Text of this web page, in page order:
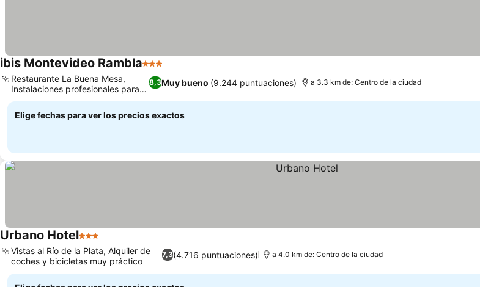
ibis Montevideo Rambla3 Estrellas
8,3Muy bueno (9.244 puntuaciones)
Restaurante La Buena Mesa,
Instalaciones profesionales para
negocios
a 3.3 km de: Centro de la ciudad
Elige fechas para ver los precios exactos
Urbano Hotel3 Estrellas
7,3(4.716 puntuaciones)
Vistas al Río de la Plata, Alquiler de
coches y bicicletas muy práctico
a 4.0 km de: Centro de la ciudad